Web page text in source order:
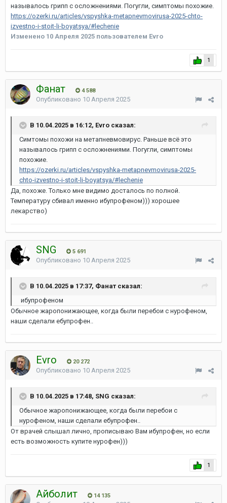
называлось грипп с осложнениями. Погугли, симптомы похожие.
https://ozerki.ru/articles/vspyshka-metapnevmovirusa-2025-chto-
izvestno-i-stoit-li-boyatsya/#lechenie
Изменено 10 Апреля 2025 пользователем Evro
1
Фанат 4 588
Опубликовано 10 Апреля 2025
В 10.04.2025 в 16:12, Evro сказал:
Симтомы похожи на метапневмовирус. Раньше всё это
называлось грипп с осложнениями. Погугли, симптомы
похожие.
https://ozerki.ru/articles/vspyshka-metapnevmovirusa-2025-
chto-izvestno-i-stoit-li-boyatsya/#lechenie
Да, похоже. Только мне видимо досталось по полной.
Температуру сбивал именно ибупрофеном))) хорошее
лекарство)
SNG 5 691
Опубликовано 10 Апреля 2025
В 10.04.2025 в 17:37, Фанат сказал:
ибупрофеном
Обычное жаропонижающее, когда были перебои с нурофеном,
наши сделали ебупрофен..
Evro 20 272
Опубликовано 10 Апреля 2025
В 10.04.2025 в 17:48, SNG сказал:
Обычное жаропонижающее, когда были перебои с
нурофеном, наши сделали ебупрофен..
От врачей слышал лично, прописываю Вам ибупрофен, но если
есть возможность купите нурофен)))
1
Айболит 14 135